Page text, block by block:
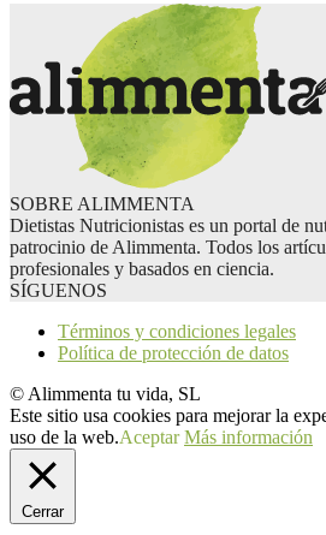
SOBRE ALIMMENTA
Dietistas Nutricionistas es un portal de
patrocinio de Alimmenta. Todos los
profesionales y basados en ciencia.
SÍGUENOS
Términos y condiciones legales
Política de protección de datos
© Alimmenta tu vida, SL
Este sitio usa cookies para mejorar la
uso de la web.Aceptar Más información
Cerrar